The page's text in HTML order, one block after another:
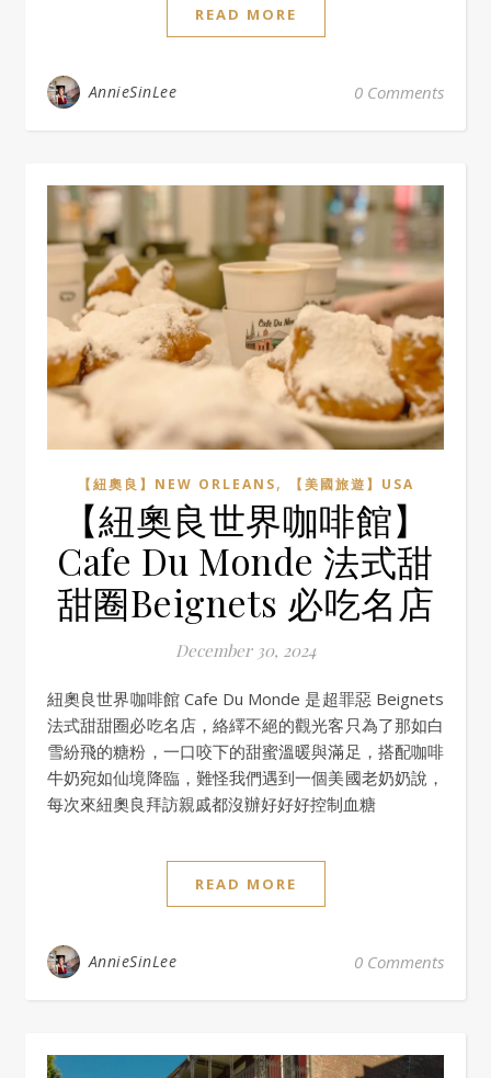
READ MORE
AnnieSinLee 0 Comments
【紐奧良】NEW ORLEANS, 【美國旅遊】USA
【紐奧良世界咖啡館】
Cafe Du Monde 法式甜
甜圈Beignets 必吃名店
December 30, 2024
紐奧良世界咖啡館 Cafe Du Monde 是超罪惡 Beignets
法式甜甜圈必吃名店，絡繹不絕的觀光客只為了那如白
雪紛飛的糖粉，一口咬下的甜蜜溫暖與滿足，搭配咖啡
牛奶宛如仙境降臨，難怪我們遇到一個美國老奶奶說，
每次來紐奧良拜訪親戚都沒辦好好好控制血糖
READ MORE
AnnieSinLee 0 Comments